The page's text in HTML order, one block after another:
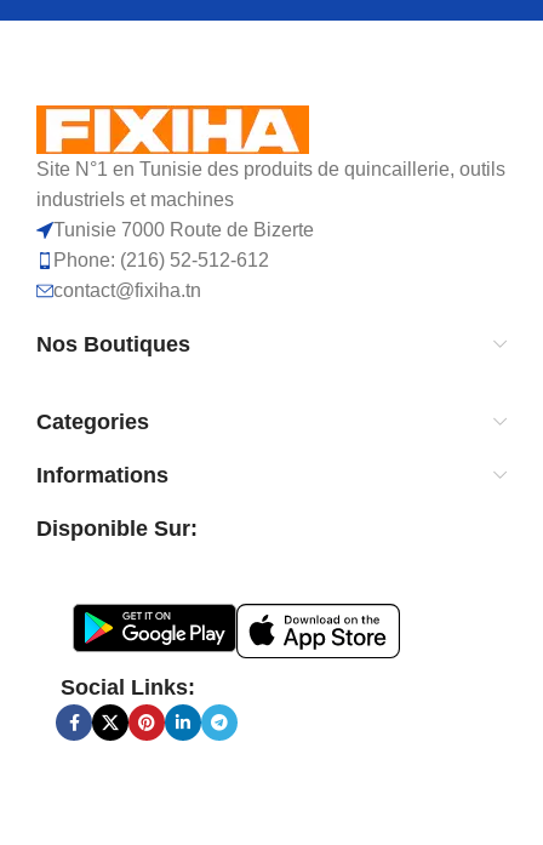
Site N°1 en Tunisie des produits de quincaillerie, outils
industriels et machines
Tunisie 7000 Route de Bizerte
Phone: (216) 52-512-612
contact@fixiha.tn
Nos Boutiques
Categories
Informations
Disponible Sur:
Social Links: